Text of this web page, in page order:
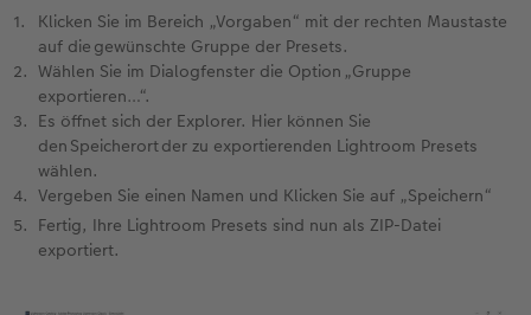
Klicken Sie im Bereich „Vorgaben“ mit der rechten Maustaste
auf die gewünschte Gruppe der Presets.
Wählen Sie im Dialogfenster die Option „Gruppe
exportieren…“.
Es öffnet sich der Explorer. Hier können Sie
den Speicherort der zu exportierenden Lightroom Presets
wählen.
Vergeben Sie einen Namen und Klicken Sie auf „Speichern“
Fertig, Ihre Lightroom Presets sind nun als ZIP-Datei
exportiert.